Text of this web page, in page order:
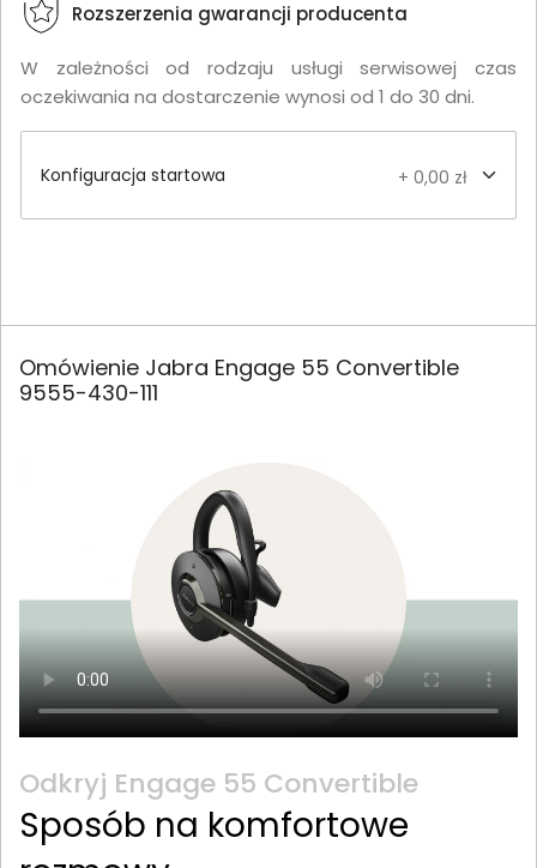
Rozszerzenia gwarancji producenta
W zależności od rodzaju usługi serwisowej czas
oczekiwania na dostarczenie wynosi od 1 do 30 dni.
Konfiguracja startowa + 0,00 zł
Omówienie Jabra Engage 55 Convertible
9555-430-111
Odkryj Engage 55 Convertible
Sposób na komfortowe